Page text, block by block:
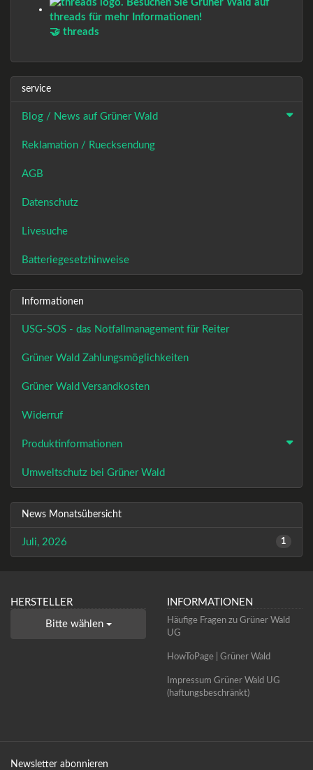
🤝 threads
service
Blog / News auf Grüner Wald
Reklamation / Ruecksendung
AGB
Datenschutz
Livesuche
Batteriegesetzhinweise
Informationen
USG-SOS - das Notfallmanagement für Reiter
Grüner Wald Zahlungsmöglichkeiten
Grüner Wald Versandkosten
Widerruf
Produktinformationen
Umweltschutz bei Grüner Wald
News Monatsübersicht
Juli, 2026 1
HERSTELLER
Bitte wählen
INFORMATIONEN
Häufige Fragen zu Grüner Wald
UG
HowToPage | Grüner Wald
Impressum Grüner Wald UG
(haftungsbeschränkt)
Newsletter abonnieren